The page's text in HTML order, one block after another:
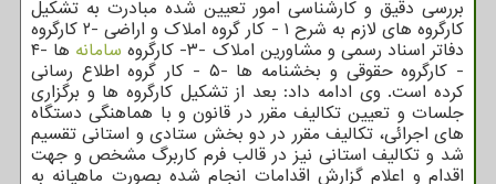
بررسی دقیق و کارشناسی امور تعیین شده مبادرت به تشکیل
کارگروه های لازم به شرح ۱ - کار گروه املاک و اراضی -۲ کارگروه
دفاتر اسناد رسمی و مشاورین املاک -۳- کارگروه سامانه ها -۴
- کارگروه حقوقی و بخشنامه ها -۵ - کار گروه اطلاع رسانی
کرده است. وی ادامه داد: بعد از تشکیل کارگروه ها و برگزاری
جلسات و تعیین تکالیف مقرر در قانون و با هماهنگی دستگاه
های اجرائی، تکالیف مقرر در دو بخش ستادی و استانی تقسیم
شد و تکالیف استانی نیز در قالب فرم کاربرگ مشخص و جهت
اقدام و اعلام گزارش اقدامات انجام شده بصورت ماهیانه به